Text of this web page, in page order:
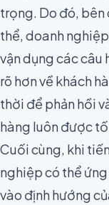
trọng. Do đó, bên
thể, doanh
vận dụng các câu
rõ hơn về khách
thời để phản hồi
hàng luôn được
Cuối cùng, khi
nghiệp có thể
vào định hướng